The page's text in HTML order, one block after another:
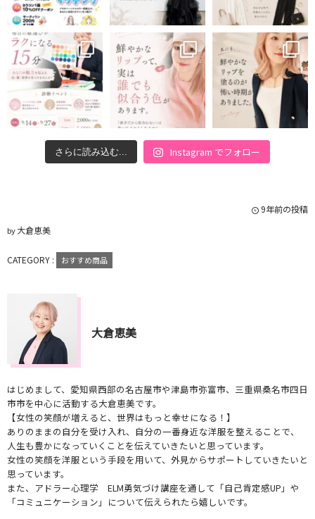
さらに読み込む... Instagram でフォロー
9年前の投稿
by大倉恵美
CATEGORY : おすすめ商品
大倉恵美
はじめまして、愛知県西部の名古屋市や津島市弥富市、三重県桑名市四日
市市を中心に活動する大倉恵美です。
【女性の笑顔が増えると、世界はもっと幸せになる！】
ありのままの自分を受け入れ、自分の一番身近な洋服を整えることで、
人生も豊かになっていくことを伝えていきたいと思っています。
女性の笑顔を洋服という手段を用いて、外見からサポートしていきたいと
思っています。
また、アドラー心理学 ELM勇気づけ講座を通して「自己肯定感UP」や
「コミュニケーション」について伝えられたら嬉しいです。